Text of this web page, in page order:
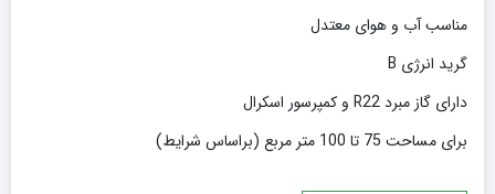
مناسب آب و هوای معتدل
گرید انرژی B
دارای گاز مبرد R22 و کمپرسور اسکرال
برای مساحت 75 تا 100 متر مربع (براساس شرایط)